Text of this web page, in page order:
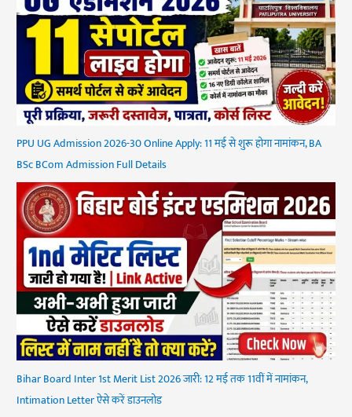
PPU UG Admission 2026-30 Online Apply: 11 मई से शुरू होगा नामांकन, BA
BSc BCom Admission Full Details
Bihar Board Inter 1st Merit List 2026 जारी: 12 मई तक 11वीं में नामांकन,
Intimation Letter ऐसे करें डाउनलोड